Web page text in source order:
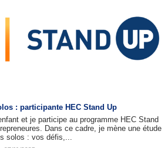
: participante HEC Stand Up
et je participe au programme HEC Stand
Dans ce cadre, je mène une étude
solos : vos défis,...